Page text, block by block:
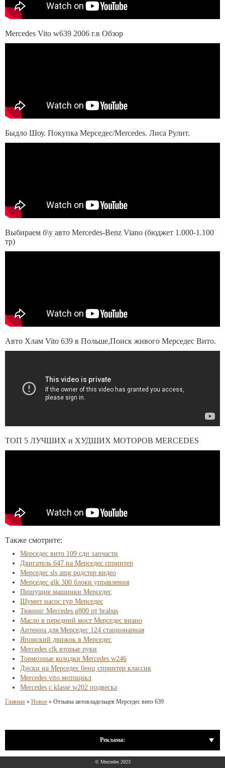
Mercedes Vito w639 2006 г.в Обзор
Быдло Шоу. Покупка Мерседес/Mercedes. Лиса Рулит.
Выбираем б\у авто Mercedes-Benz Viano (бюджет 1.000-1.100
тр)
Авто Хлам Vito 639 в Польше,Поиск живого Мерседес Вито.
ТОП 5 ЛУЧШИХ и ХУДШИХ МОТОРОВ MERCEDES
Также смотрите:
Мерседес вито 109 сди запчасти
Двигатель 647 на Мерседес спринтер
Мерседес sls amg родстер видео
Мерседес glk 300 блоки управления
Пишущие машинки Мерседес
Шумит насос гур Мерседес
Тюнинг Mercedes g800 от brabus
Масло в передний мост Мерседес виано
Антенна для Мерседес 124 стационарная
Японский движок в Мерседес
Mercedes clk вторые руки
Тормозные колодки Mercedes w246
Диски на Мерседес бенц спринтер классик
Mercedes vito мотоцикл
Mercedes c klasse w202 подвеска
Главная » Новое » Отзывы автовладельцев Мерседес вито 639
Реклама:
© Mercedes 2023